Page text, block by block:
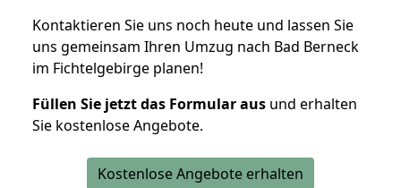
Kontaktieren Sie uns noch heute und lassen Sie
uns gemeinsam Ihren Umzug nach Bad Berneck
im Fichtelgebirge planen!
Füllen Sie jetzt das Formular aus und erhalten
Sie kostenlose Angebote.
Kostenlose Angebote erhalten